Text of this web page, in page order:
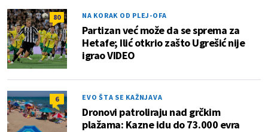
80 NA KORAK OD PLEJ-OFA
Partizan već može da se sprema za
Hetafe; Ilić otkrio zašto Ugrešić nije
igrao VIDEO
6 EVO ŠTA SE KAŽNJAVA
Dronovi patroliraju nad grčkim
plažama: Kazne idu do 73.000 evra